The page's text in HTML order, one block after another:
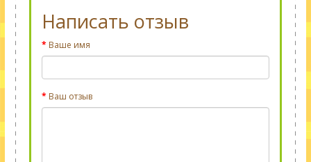
Написать отзыв
Ваше имя
Ваш отзыв